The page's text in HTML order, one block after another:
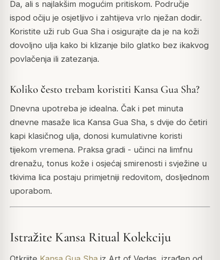
Da, ali s najlakšim mogućim pritiskom. Područje
ispod očiju je osjetljivo i zahtijeva vrlo nježan dodir.
Koristite uži rub Gua Sha i osigurajte da je na koži
dovoljno ulja kako bi klizanje bilo glatko bez ikakvog
povlačenja ili zatezanja.
Koliko često trebam koristiti Kansa Gua Sha?
Dnevna upotreba je idealna. Čak i pet minuta
dnevne masaže lica Kansa Gua Sha, s dvije do četiri
kapi klasičnog ulja, donosi kumulativne koristi
tijekom vremena. Praksa gradi - učinci na limfnu
drenažu, tonus kože i osjećaj smirenosti i svježine u
tkivima lica postaju primjetniji redovitom, dosljednom
uporabom.
Istražite Kansa Ritual Kolekciju